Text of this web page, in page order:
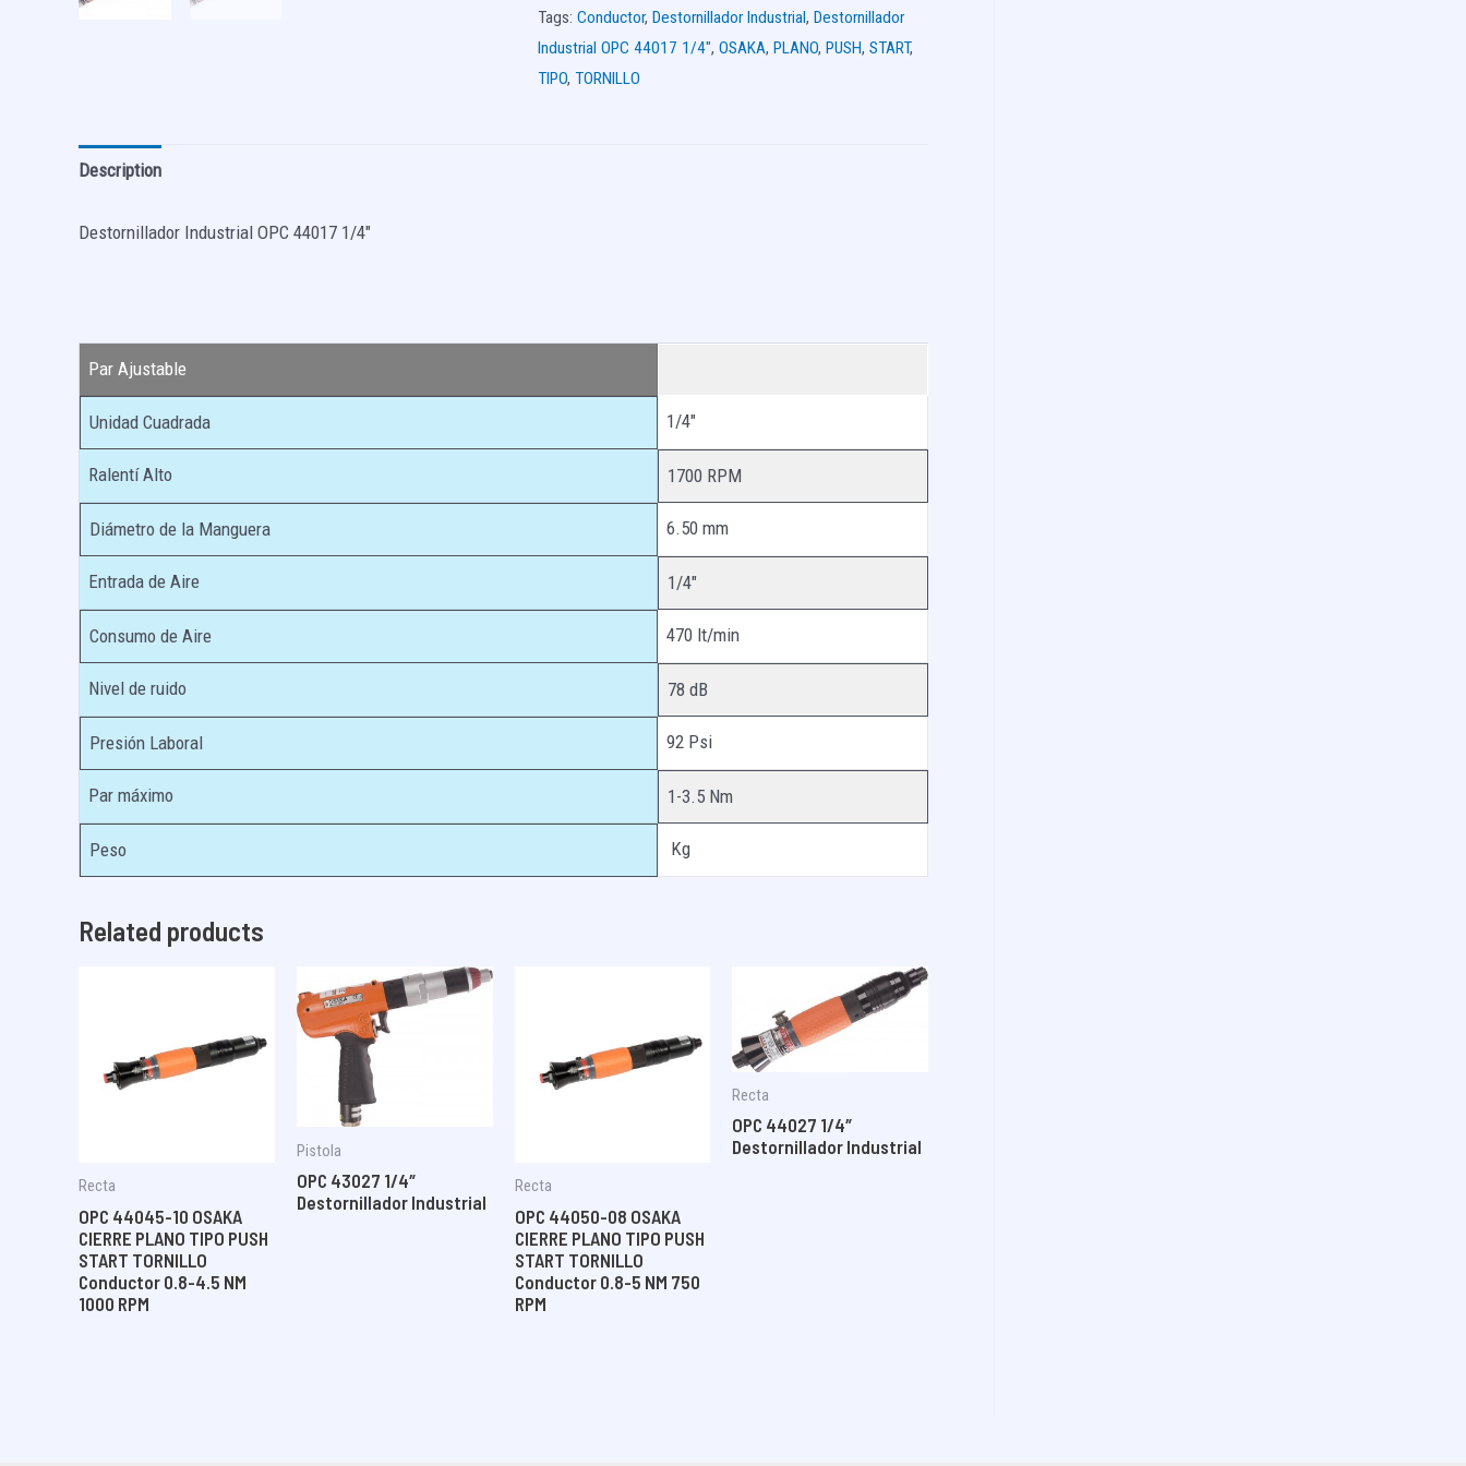
Tags: Conductor, Destornillador Industrial, Destornillador
Industrial OPC 44017 1/4", OSAKA, PLANO, PUSH, START,
TIPO, TORNILLO
Description
Destornillador Industrial OPC 44017 1/4″
Par Ajustable
Unidad Cuadrada 1/4″
Ralentí Alto 1700 RPM
Diámetro de la Manguera 6.50 mm
Entrada de Aire 1/4″
Consumo de Aire 470 lt/min
Nivel de ruido 78 dB
Presión Laboral 92 Psi
Par máximo 1-3.5 Nm
Peso Kg
Related products
Recta
OPC 44045-10 OSAKA
CIERRE PLANO TIPO PUSH
START TORNILLO
Conductor 0.8-4.5 NM
1000 RPM
Pistola
OPC 43027 1/4″
Destornillador Industrial
Recta
OPC 44050-08 OSAKA
CIERRE PLANO TIPO PUSH
START TORNILLO
Conductor 0.8-5 NM 750
RPM
Recta
OPC 44027 1/4″
Destornillador Industrial